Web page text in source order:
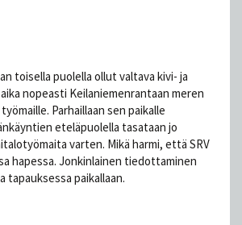
toisella puolella ollut valtava kivi- ja
nopeasti Keilaniemenrantaan meren
Parhaillaan sen paikalle
eteläpuolella tasataan jo
varten. Mikä harmi, että SRV
hapessa. Jonkinlainen tiedottaminen
tapauksessa paikallaan.